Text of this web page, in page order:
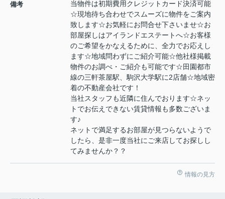
備考
当物件は初期費用クレジットカード決済可能
☆現地待ち合わせでスムーズに物件をご案内
致します☆お気軽にお問合せ下さいませ☆お
部屋探しはアイランドエステートへ☆お客様
のご希望をかなえるために、全力でお応えし
ます☆地域問わずにご紹介可能☆他社様掲載
物件のお調べ・ご紹介も可能です☆田園都市
線の三軒茶屋駅、駒沢大学駅に2店舗☆地域密
着の不動産会社です！
当社スタッフも近隣に住んでおります☆ネッ
トでお伝えできない賃貸情報も多数ございま
す♪
ネットで満足するお部屋が見つらないようで
したら、是非一度当社にご来店してお探しし
てみませんか？？
情報の見方